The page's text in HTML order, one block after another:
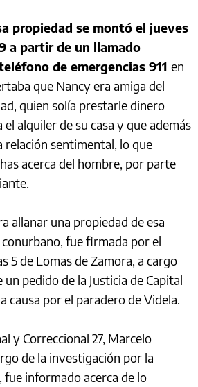
propiedad se montó el jueves
a partir de un llamado
de emergencias 911 en
que Nancy era amiga del
quien solía prestarle dinero
el alquiler de su casa y que además
relación sentimental, lo que
acerca del hombre, por parte
allanar una propiedad de esa
fue firmada por el
5 de Lomas de Zamora, a cargo
pedido de la Justicia de Capital
causa por el paradero de Videla.
y Correccional 27, Marcelo
de la investigación por la
fue informado acerca de lo